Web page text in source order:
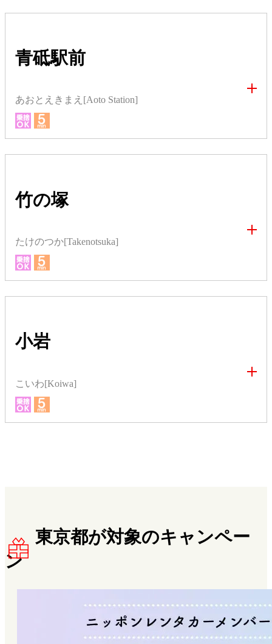
青砥駅前
あおとえきまえ[Aoto Station]
竹の塚
たけのつか[Takenotsuka]
小岩
こいわ[Koiwa]
東京都が対象のキャンペー
ン